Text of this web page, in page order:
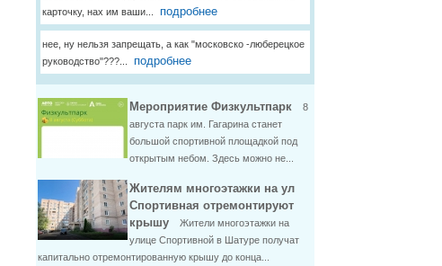
карточку, нах им ваши...
подробнее
нее, ну нельзя запрещать, а как "московско -люберецкое
руководство"???...
подробнее
Мероприятие Физкультпарк
8
августа парк им. Гагарина станет
большой спортивной площадкой под
открытым небом. Здесь можно не...
Жителям многоэтажки на ул
Спортивная отремонтируют
крышу
Жители многоэтажки на
улице Спортивной в Шатуре получат
капитально отремонтированную крышу до конца...